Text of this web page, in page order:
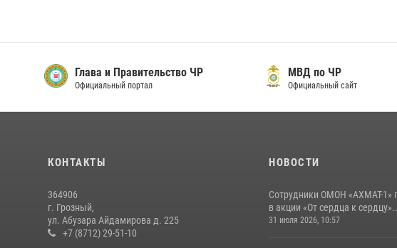
Глава и Правительство ЧР
Официальный портал
МВД по ЧР
Официальный сайт
КОНТАКТЫ
364906
г. Грозный,
ул. Абузара Айдамирова д. 225
+7 (8712) 29-51-10
НОВОСТИ
Сотрудники ОМОН «АХМАТ-1»
в акции «От сердца к
31 июля 2026, 10:57